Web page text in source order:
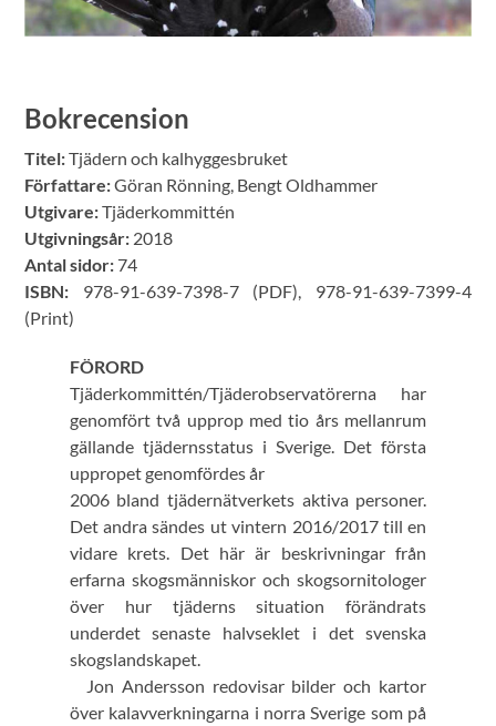
Bokrecension
Titel:Tjädern och kalhyggesbruket
Författare:Göran Rönning, Bengt Oldhammer
Utgivare:Tjäderkommittén
Utgivningsår: 2018
Antal sidor: 74
ISBN: 978-91-639-7398-7 (PDF), 978-91-639-7399-4
(Print)
FÖRORD
Tjäderkommittén/Tjäderobservatörerna har
genomfört två upprop med tio års mellanrum
gällande tjädernsstatus i Sverige. Det första
uppropet genomfördes år
2006 bland tjädernätverkets aktiva personer.
Det andra sändes ut vintern 2016/2017 till en
vidare krets. Det här är beskrivningar från
erfarna skogsmänniskor och skogsornitologer
över hur tjäderns situation förändrats
underdet senaste halvseklet i det svenska
skogslandskapet.
Jon Andersson redovisar bilder och kartor
över kalavverkningarna i norra Sverige som på